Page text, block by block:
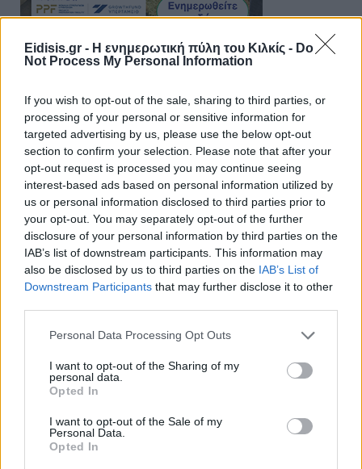
Eidisis.gr - Η ενημερωτική πύλη του Κιλκίς - Do
Not Process My Personal Information
If you wish to opt-out of the sale, sharing to third parties, or
processing of your personal or sensitive information for
targeted advertising by us, please use the below opt-out
section to confirm your selection. Please note that after your
opt-out request is processed you may continue seeing
interest-based ads based on personal information utilized by
us or personal information disclosed to third parties prior to
your opt-out. You may separately opt-out of the further
disclosure of your personal information by third parties on the
IAB’s list of downstream participants. This information may
also be disclosed by us to third parties on the IAB’s List of
Downstream Participants that may further disclose it to other
Personal Data Processing Opt Outs
I want to opt-out of the Sharing of my
personal data.
Opted In
I want to opt-out of the Sale of my
Personal Data.
Opted In
Πρωινή